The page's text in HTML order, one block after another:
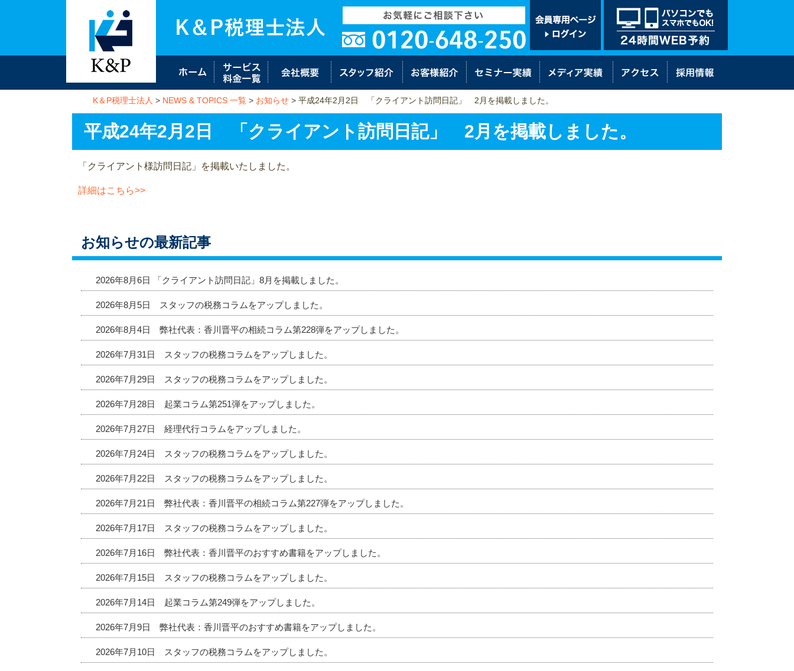
K＆P税理士法人 > NEWS & TOPICS 一覧 > お知らせ > 平成24年2月2日 「クライアント訪問日記」 2月を掲載しました。
平成24年2月2日 「クライアント訪問日記」 2月を掲載しました。
「クライアント様訪問日記」を掲載いたしました。
詳細はこちら>>
お知らせの最新記事
2026年8月6日 「クライアント訪問日記」8月を掲載しました。
2026年8月5日 スタッフの税務コラムをアップしました。
2026年8月4日 弊社代表：香川晋平の相続コラム第228弾をアップしました。
2026年7月31日 スタッフの税務コラムをアップしました。
2026年7月29日 スタッフの税務コラムをアップしました。
2026年7月28日 起業コラム第251弾をアップしました。
2026年7月27日 経理代行コラムをアップしました。
2026年7月24日 スタッフの税務コラムをアップしました。
2026年7月22日 スタッフの税務コラムをアップしました。
2026年7月21日 弊社代表：香川晋平の相続コラム第227弾をアップしました。
2026年7月17日 スタッフの税務コラムをアップしました。
2026年7月16日 弊社代表：香川晋平のおすすめ書籍をアップしました。
2026年7月15日 スタッフの税務コラムをアップしました。
2026年7月14日 起業コラム第249弾をアップしました。
2026年7月9日 弊社代表：香川晋平のおすすめ書籍をアップしました。
2026年7月10日 スタッフの税務コラムをアップしました。